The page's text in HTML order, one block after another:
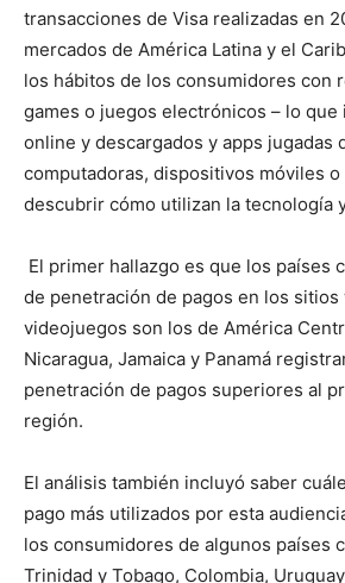
transacciones de Visa realizadas en
mercados de América Latina y el
los hábitos de los consumidores con
games o juegos electrónicos – lo
online y descargados y apps jugadas
computadoras, dispositivos móviles o
descubrir cómo utilizan la tecnología
El primer hallazgo es que los países
de penetración de pagos en los sitios
videojuegos son los de América
Nicaragua, Jamaica y Panamá
penetración de pagos superiores al
región.
El análisis también incluyó saber
pago más utilizados por esta
los consumidores de algunos países
Trinidad y Tobago, Colombia,